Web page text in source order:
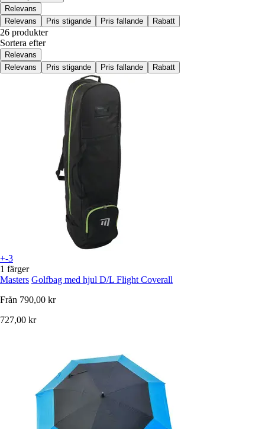
Relevans
Relevans
Pris stigande Pris fallande Rabatt
26 produkter
Sortera efter
Relevans
Relevans
Pris stigande Pris fallande Rabatt
+-3
1 färger
Masters Golfbag med hjul D/L Flight Coverall
Från 790,00 kr
727,00 kr